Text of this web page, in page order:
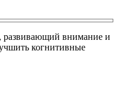
развивающий внимание и
когнитивные